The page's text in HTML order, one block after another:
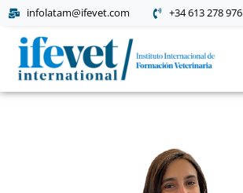
ifevet.com/latam
infolatam@ifevet.com +34 613 278 976